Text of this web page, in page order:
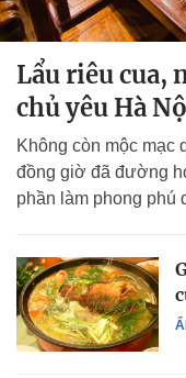
Lẩu riêu cua,
chủ yêu Hà
Không còn mộc mạc
đồng giờ đã đường
phần làm phong phú